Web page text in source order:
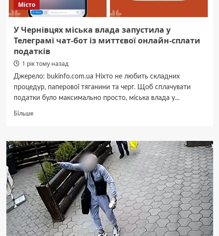
обмеження
Місто
У Чернівцях міська влада запустила у
Телеграмі чат-бот із миттєвої онлайн-сплати
податків
1 рік тому назад
Джерело: bukinfo.com.ua Ніхто не любить складних
процедур, паперової тяганини та черг. Щоб сплачувати
податки було максимально просто, міська влада у...
БільшеДокладніше
Чернівцях
міська
влада
запустила
у
Телеграмі
чат-
бот
із
миттєвої
онлайн-